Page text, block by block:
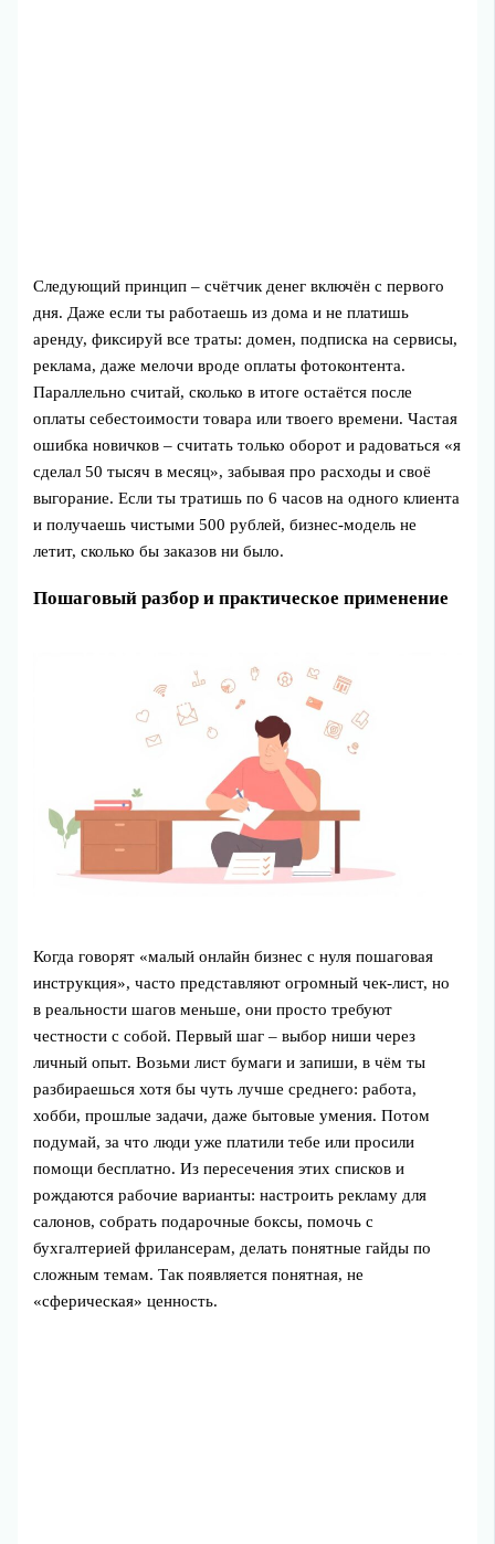
Следующий принцип – счётчик денег включён с первого
дня. Даже если ты работаешь из дома и не платишь
аренду, фиксируй все траты: домен, подписка на сервисы,
реклама, даже мелочи вроде оплаты фотоконтента.
Параллельно считай, сколько в итоге остаётся после
оплаты себестоимости товара или твоего времени. Частая
ошибка новичков – считать только оборот и радоваться «я
сделал 50 тысяч в месяц», забывая про расходы и своё
выгорание. Если ты тратишь по 6 часов на одного клиента
и получаешь чистыми 500 рублей, бизнес-модель не
летит, сколько бы заказов ни было.
Пошаговый разбор и практическое применение
Когда говорят «малый онлайн бизнес с нуля пошаговая
инструкция», часто представляют огромный чек-лист, но
в реальности шагов меньше, они просто требуют
честности с собой. Первый шаг – выбор ниши через
личный опыт. Возьми лист бумаги и запиши, в чём ты
разбираешься хотя бы чуть лучше среднего: работа,
хобби, прошлые задачи, даже бытовые умения. Потом
подумай, за что люди уже платили тебе или просили
помощи бесплатно. Из пересечения этих списков и
рождаются рабочие варианты: настроить рекламу для
салонов, собрать подарочные боксы, помочь с
бухгалтерией фрилансерам, делать понятные гайды по
сложным темам. Так появляется понятная, не
«сферическая» ценность.